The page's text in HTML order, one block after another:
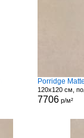
Porridge
120x120 см,
7706р/м²